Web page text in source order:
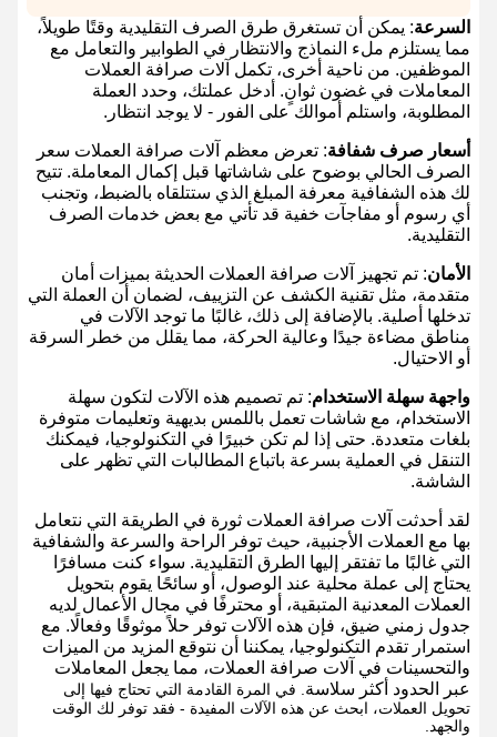
السرعة: يمكن أن تستغرق طرق الصرف التقليدية وقتًا طويلاً،
مما يستلزم ملء النماذج والانتظار في الطوابير والتعامل مع
الموظفين. من ناحية أخرى، تكمل آلات صرافة العملات
المعاملات في غضون ثوانٍ. أدخل عملتك، وحدد العملة
المطلوبة، واستلم أموالك على الفور - لا يوجد انتظار.
أسعار صرف شفافة: تعرض معظم آلات صرافة العملات سعر
الصرف الحالي بوضوح على شاشاتها قبل إكمال المعاملة. تتيح
لك هذه الشفافية معرفة المبلغ الذي ستتلقاه بالضبط، وتجنب
أي رسوم أو مفاجآت خفية قد تأتي مع بعض خدمات الصرف
التقليدية.
الأمان: تم تجهيز آلات صرافة العملات الحديثة بميزات أمان
متقدمة، مثل تقنية الكشف عن التزييف، لضمان أن العملة التي
تدخلها أصلية. بالإضافة إلى ذلك، غالبًا ما توجد الآلات في
مناطق مضاءة جيدًا وعالية الحركة، مما يقلل من خطر السرقة
أو الاحتيال.
واجهة سهلة الاستخدام: تم تصميم هذه الآلات لتكون سهلة
الاستخدام، مع شاشات تعمل باللمس بديهية وتعليمات متوفرة
بلغات متعددة. حتى إذا لم تكن خبيرًا في التكنولوجيا، فيمكنك
التنقل في العملية بسرعة باتباع المطالبات التي تظهر على
الشاشة.
لقد أحدثت آلات صرافة العملات ثورة في الطريقة التي نتعامل
بها مع العملات الأجنبية، حيث توفر الراحة والسرعة والشفافية
التي غالبًا ما تفتقر إليها الطرق التقليدية. سواء كنت مسافرًا
يحتاج إلى عملة محلية عند الوصول، أو سائحًا يقوم بتحويل
العملات المعدنية المتبقية، أو محترفًا في مجال الأعمال لديه
جدول زمني ضيق، فإن هذه الآلات توفر حلاً موثوقًا وفعالًا. مع
استمرار تقدم التكنولوجيا، يمكننا أن نتوقع المزيد من الميزات
والتحسينات في آلات صرافة العملات، مما يجعل المعاملات
عبر الحدود أكثر سلاسة. في المرة القادمة التي تحتاج فيها إلى
تحويل العملات، ابحث عن هذه الآلات المفيدة - فقد توفر لك الوقت
والجهد.